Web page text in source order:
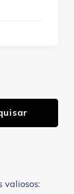
valiosos: